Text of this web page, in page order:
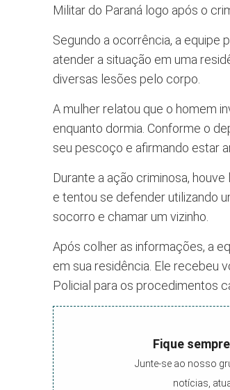
Militar do Paraná logo após o
Segundo a ocorrência, a equipe
atender a situação em uma
diversas lesões pelo corpo.
A mulher relatou que o homem
enquanto dormia. Conforme o
seu pescoço e afirmando estar
Durante a ação criminosa,
e tentou se defender utilizando
socorro e chamar um vizinho.
Após colher as informações, a
em sua residência. Ele recebeu
Policial para os procedimentos
Fique
Junte-se ao nosso
notícias,